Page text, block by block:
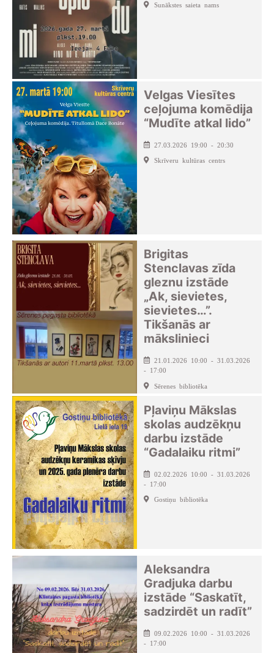
Sunākstes saieta nams
Velgas Viesītes
ceļojuma komēdija
“Mudīte atkal lido”
27.03.2026 19:00 - 20:30
Skrīveru kultūras centrs
Brigitas
Stenclavas zīda
gleznu izstāde
„Ak, sievietes,
sievietes…”.
Tikšanās ar
mākslinieci
21.01.2026 10:00 - 31.03.2026
- 17:00
Sērenes bibliotēka
Pļaviņu Mākslas
skolas audzēkņu
darbu izstāde
“Gadalaiku ritmi”
02.02.2026 10:00 - 31.03.2026
- 17:00
Gostiņu bibliotēka
Aleksandra
Gradjuka darbu
izstāde “Saskatīt,
sadzirdēt un radīt”
09.02.2026 10:00 - 31.03.2026
- 17:00